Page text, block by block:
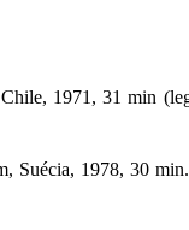
1971, 31 min
Suécia, 1978, 30